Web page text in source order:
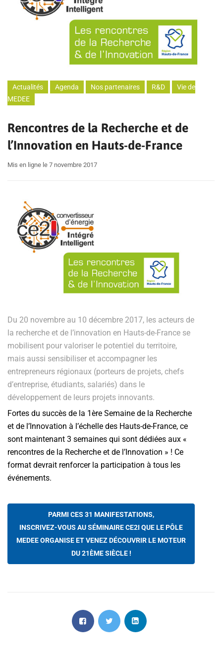
Actualités Agenda Nos partenaires R&D
Vie de
MEDEE
Rencontres de la Recherche et de
l’Innovation en Hauts-de-France
Mis en ligne le 7 novembre 2017
Du 20 novembre au 10 décembre 2017, les acteurs de
la recherche et de l’innovation en Hauts-de-France se
mobilisent pour valoriser le potentiel du territoire,
mais aussi sensibiliser et accompagner les
entrepreneurs régionaux (porteurs de projets, chefs
d’entreprise, étudiants, salariés) dans le
développement de leurs projets innovants.
Fortes du succès de la 1ère Semaine de la Recherche
et de l’Innovation à l’échelle des Hauts-de-France, ce
sont maintenant 3 semaines qui sont dédiées aux «
rencontres de la Recherche et de l’Innovation » ! Ce
format devrait renforcer la participation à tous les
événements.
PARMI CES 31 MANIFESTATIONS,
INSCRIVEZ-VOUS AU SÉMINAIRE CE2I QUE LE PÔLE
MEDEE ORGANISE ET VENEZ DÉCOUVRIR LE MOTEUR
DU 21ÈME SIÈCLE !